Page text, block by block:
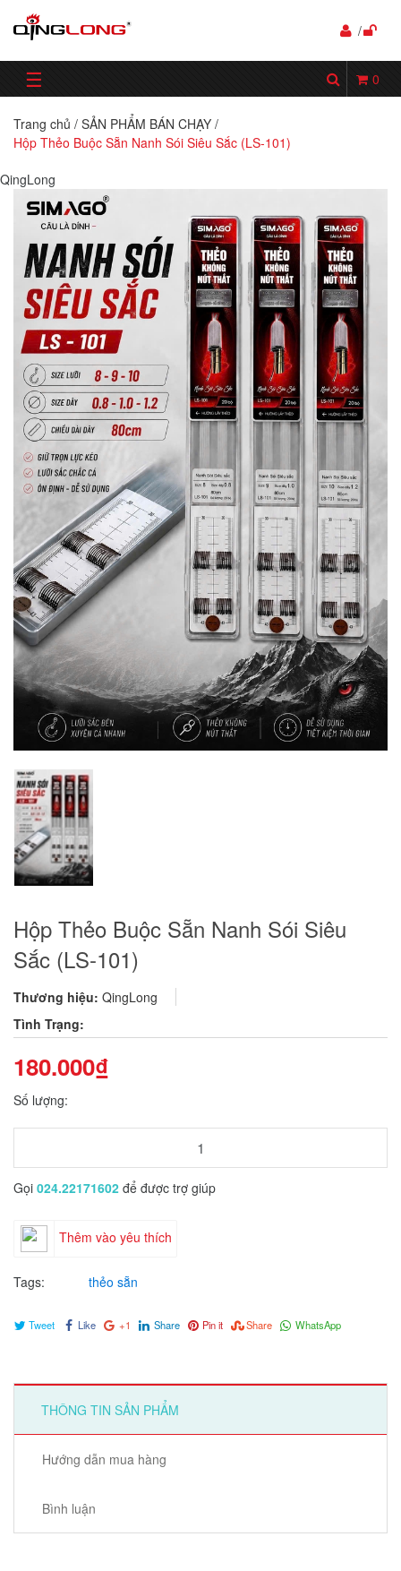
/
☰ 0
Trang chủ / SẢN PHẨM BÁN CHẠY /
Hộp Thẻo Buộc Sẵn Nanh Sói Siêu Sắc (LS-101)
QingLong
Hộp Thẻo Buộc Sẵn Nanh Sói Siêu
Sắc (LS-101)
Thương hiệu: QingLong
Tình Trạng:
180.000₫
Số lượng:
Gọi 024.22171602 để được trợ giúp
Thêm vào yêu thích
Tags: thẻo sẵn
Tweet Like +1 Share Pin it Share WhatsApp
THÔNG TIN SẢN PHẨM
Hướng dẫn mua hàng
Bình luận